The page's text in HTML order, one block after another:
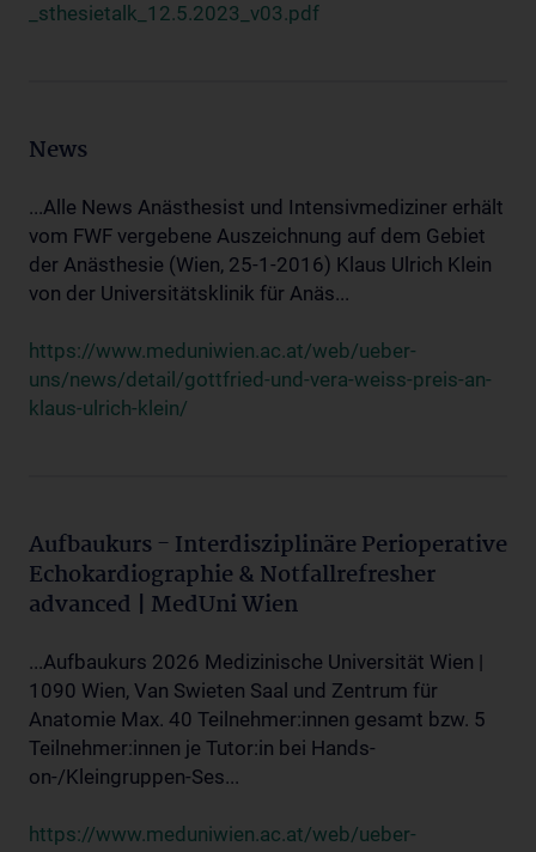
_sthesietalk_12.5.2023_v03.pdf
News
...Alle News Anästhesist und Intensivmediziner erhält
vom FWF vergebene Auszeichnung auf dem Gebiet
der Anästhesie (Wien, 25-1-2016) Klaus Ulrich Klein
von der Universitätsklinik für Anäs...
https://www.meduniwien.ac.at/web/ueber-
uns/news/detail/gottfried-und-vera-weiss-preis-an-
klaus-ulrich-klein/
Aufbaukurs - Interdisziplinäre Perioperative
Echokardiographie & Notfallrefresher
advanced | MedUni Wien
...Aufbaukurs 2026 Medizinische Universität Wien |
1090 Wien, Van Swieten Saal und Zentrum für
Anatomie Max. 40 Teilnehmer:innen gesamt bzw. 5
Teilnehmer:innen je Tutor:in bei Hands-
on-/Kleingruppen-Ses...
https://www.meduniwien.ac.at/web/ueber-